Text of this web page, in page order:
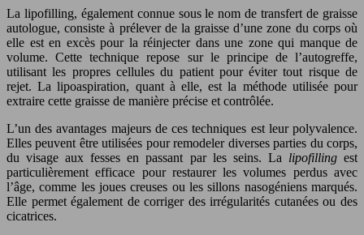
La lipofilling, également connue sous le nom de transfert de graisse
autologue, consiste à prélever de la graisse d’une zone du corps où
elle est en excès pour la réinjecter dans une zone qui manque de
volume. Cette technique repose sur le principe de l’autogreffe,
utilisant les propres cellules du patient pour éviter tout risque de
rejet. La lipoaspiration, quant à elle, est la méthode utilisée pour
extraire cette graisse de manière précise et contrôlée.
L’un des avantages majeurs de ces techniques est leur polyvalence.
Elles peuvent être utilisées pour remodeler diverses parties du corps,
du visage aux fesses en passant par les seins. La lipofillingest
particulièrement efficace pour restaurer les volumes perdus avec
l’âge, comme les joues creuses ou les sillons nasogéniens marqués.
Elle permet également de corriger des irrégularités cutanées ou des
cicatrices.